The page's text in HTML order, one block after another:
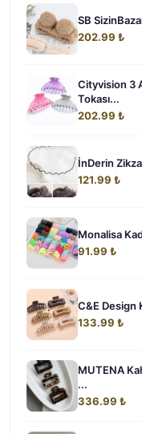
SB
202.99 ₺
Cityvision 3
Tokası...
202.99 ₺
İnDerin
121.99 ₺
Monalisa
91.99 ₺
C&E Design
133.99 ₺
MUTENA
...
336.99 ₺